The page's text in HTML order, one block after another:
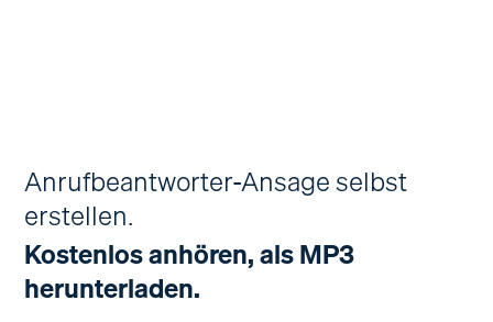
Anrufbeantworter-Ansage selbst
erstellen.
Kostenlos anhören, als MP3
herunterladen.